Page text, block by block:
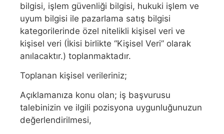
bilgisi, işlem güvenliği bilgisi, hukuki işlem ve
uyum bilgisi ile pazarlama satış bilgisi
kategorilerinde özel nitelikli kişisel veri ve
kişisel veri (İkisi birlikte “Kişisel Veri” olarak
anılacaktır.) toplanmaktadır.
Toplanan kişisel verileriniz;
Açıklamanıza konu olan; iş başvurusu
talebinizin ve ilgili pozisyona uygunluğunuzun
değerlendirilmesi,